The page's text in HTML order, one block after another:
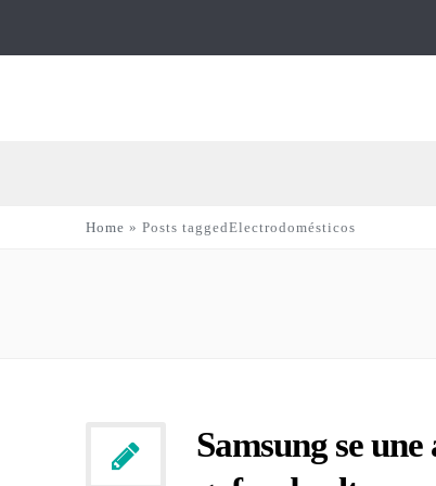
Home » Posts taggedElectrodomésticos
Samsung se